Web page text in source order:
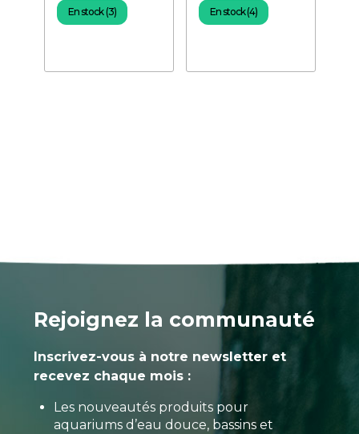
En stock (3) En stock (4)
Rejoignez la communauté
Inscrivez-vous à notre newsletter et
recevez chaque mois :
Les nouveautés produits pour
aquariums d’eau douce, bassins et